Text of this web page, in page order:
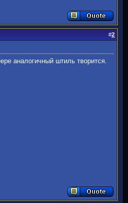
#2
аналогичный штиль творится.